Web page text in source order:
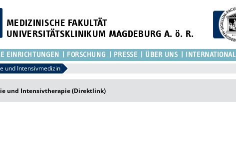
MEDIZINISCHE FAKULTÄT
UNIVERSITÄTSKLINIKUM MAGDEBURG A. ö. R.
EINRICHTUNGEN FORSCHUNG PRESSE ÜBER UNS INTERNATIONAL
und Intensivmedizin
und Intensivtherapie (Direktlink)